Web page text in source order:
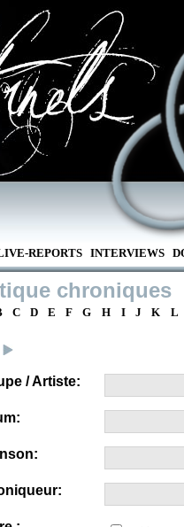
REPORTS INTERVIEWS
chroniques
C D E F G H I J K L
/ Artiste: